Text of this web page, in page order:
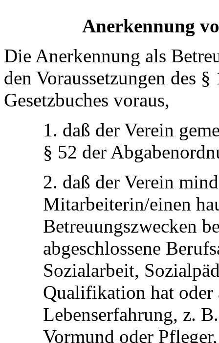
Anerkennung
Die Anerkennung als
den Voraussetzungen des
Gesetzbuches voraus,
1. daß der Verein
§ 52 der
2. daß der Verein
Mitarbeiterin/einen
Betreuungszwecken
abgeschlossene
Sozialarbeit,
Qualifikation hat oder
Lebenserfahrung, z.
Vormund oder